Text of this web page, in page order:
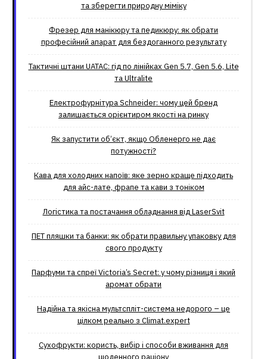
та зберегти природну міміку
Фрезер для манікюру та педикюру: як обрати
професійний апарат для бездоганного результату
Тактичні штани UATAC: гід по лінійках Gen 5.7, Gen 5.6, Lite
та Ultralite
Електрофурнітура Schneider: чому цей бренд
залишається орієнтиром якості на ринку
Як запустити об’єкт, якщо Обленерго не дає
потужності?
Кава для холодних напоїв: яке зерно краще підходить
для айс-лате, фрапе та кави з тоніком
Логістика та постачання обладнання від LaserSvit
ПЕТ пляшки та банки: як обрати правильну упаковку для
свого продукту
Парфуми та спреї Victoria’s Secret: у чому різниця і який
аромат обрати
Надійна та якісна мультспліт-система недорого – це
цілком реально з Climat.еxpert
Сухофрукти: користь, вибір і способи вживання для
щоденного раціону